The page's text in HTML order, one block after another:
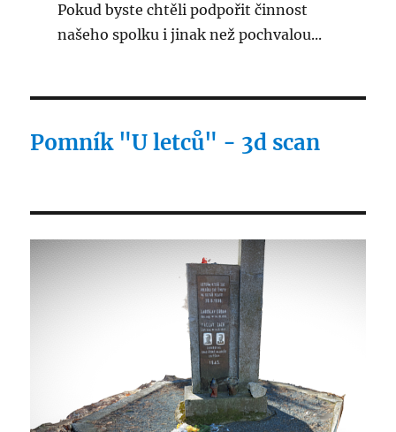
Pokud byste chtěli podpořit činnost
našeho spolku i jinak než pochvalou...
Pomník "U letců" - 3d scan